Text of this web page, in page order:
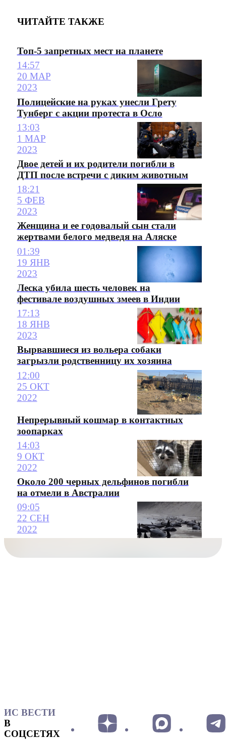
ЧИТАЙТЕ ТАКЖЕ
Топ-5 запретных мест на планете
14:57
20 МАР
2023
Полицейские на руках унесли Грету
Тунберг с акции протеста в Осло
13:03
1 МАР
2023
Двое детей и их родители погибли в
ДТП после встречи с диким животным
18:21
5 ФЕВ
2023
Женщина и ее годовалый сын стали
жертвами белого медведя на Аляске
01:39
19 ЯНВ
2023
Леска убила шесть человек на
фестивале воздушных змеев в Индии
17:13
18 ЯНВ
2023
Вырвавшиеся из вольера собаки
загрызли родственницу их хозяина
12:00
25 ОКТ
2022
Непрерывный кошмар в контактных
зоопарках
14:03
9 ОКТ
2022
Около 200 черных дельфинов погибли
на отмели в Австралии
09:05
22 СЕН
2022
ИС ВЕСТИ
В
СОЦСЕТЯХ